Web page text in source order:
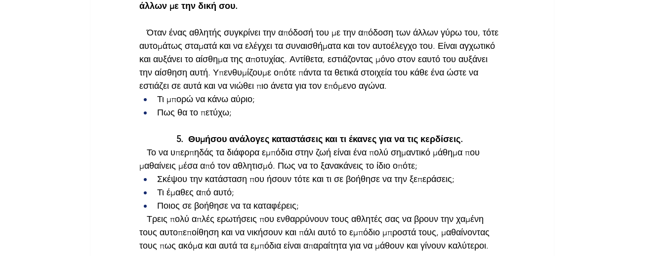
άλλων με την δική σου.
Όταν ένας αθλητής συγκρίνει την απόδοσή του με την απόδοση των άλλων γύρω του, τότε
αυτομάτως σταματά και να ελέγχει τα συναισθήματα και τον αυτοέλεγχο του. Είναι αγχωτικό
και αυξάνει το αίσθημα της αποτυχίας. Αντίθετα, εστιάζοντας μόνο στον εαυτό του αυξάνει
την αίσθηση αυτή. Υπενθυμίζουμε οπότε πάντα τα θετικά στοιχεία του κάθε ένα ώστε να
εστιάζει σε αυτά και να νιώθει πιο άνετα για τον επόμενο αγώνα.
Τι μπορώ να κάνω αύριο;
Πως θα το πετύχω;
5.  Θυμήσου ανάλογες καταστάσεις και τι έκανες για να τις κερδίσεις.
Το να υπερπηδάς τα διάφορα εμπόδια στην ζωή είναι ένα πολύ σημαντικό μάθημα που
μαθαίνεις μέσα από τον αθλητισμό. Πως να το ξανακάνεις το ίδιο οπότε;
Σκέψου την κατάσταση που ήσουν τότε και τι σε βοήθησε να την ξεπεράσεις;
Τι έμαθες από αυτό;
Ποιος σε βοήθησε να τα καταφέρεις;
Τρεις πολύ απλές ερωτήσεις που ενθαρρύνουν τους αθλητές σας να βρουν την χαμένη
τους αυτοπεποίθηση και να νικήσουν και πάλι αυτό το εμπόδιο μπροστά τους, μαθαίνοντας
τους πως ακόμα και αυτά τα εμπόδια είναι απαραίτητα για να μάθουν και γίνουν καλύτεροι.